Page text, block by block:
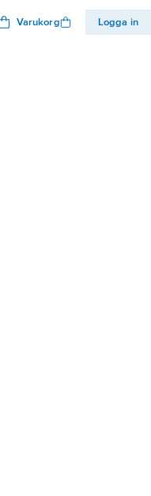
Varukorg Logga in